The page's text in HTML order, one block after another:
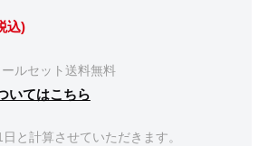
込)
ルセット送料無料
いてはこちら
と計算させていただきます。